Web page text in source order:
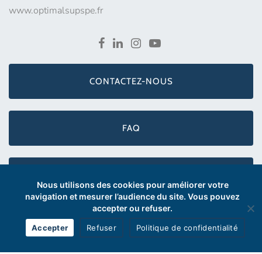
www.optimalsupspe.fr
CONTACTEZ-NOUS
FAQ
Nous utilisons des cookies pour améliorer votre
navigation et mesurer l’audience du site. Vous pouvez
accepter ou refuser.
Accepter Refuser Politique de confidentialité